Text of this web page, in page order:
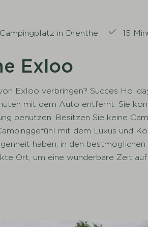
Campingplatz in Drenthe 15
Exloo
Exloo verbringen? Succes
mit dem Auto entfernt. Sie
benutzen. Besitzen Sie keine
mit dem Luxus und
haben, in den
Ort, um eine wunderbare Zeit